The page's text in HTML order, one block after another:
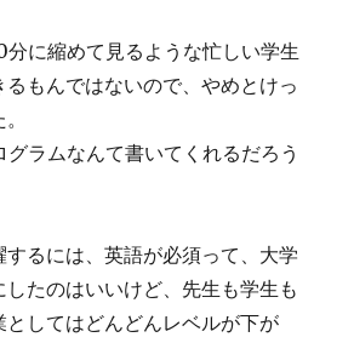
分に縮めて見るような忙しい学生
もんではないので、やめとけっ
ラムなんて書いてくれるだろう
するには、英語が必須って、大学
たのはいいけど、先生も学生も
としてはどんどんレベルが下が